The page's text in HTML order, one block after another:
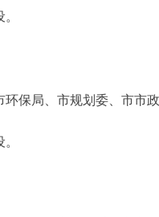
保局、市规划委、市市